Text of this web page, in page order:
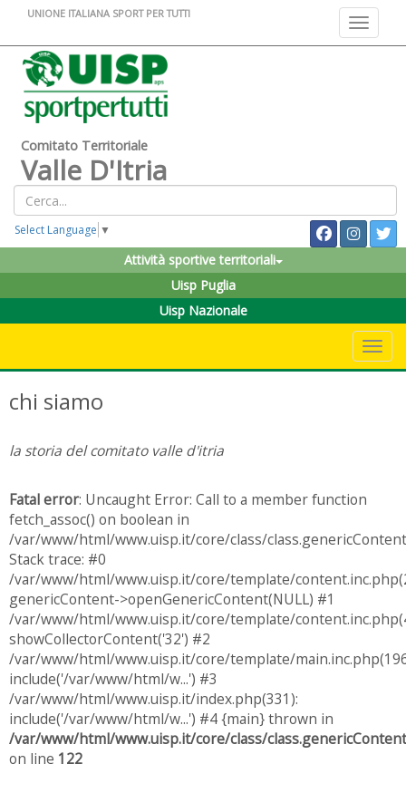
Toggle
UNIONE ITALIANA SPORT PER TUTTI
Comitato Territoriale
Valle D'Itria
Select Language ▼
Attività sportive territoriali
Uisp Puglia
Uisp Nazionale
chi siamo
la storia del comitato valle d'itria
Fatal error: Uncaught Error: Call to a member function
fetch_assoc() on boolean in
/var/www/html/www.uisp.it/core/class/
Stack trace: #0
/var/www/html/www.uisp.it/core/template/
genericContent->openGenericContent(NULL) #1
/var/www/html/www.uisp.it/core/template/
showCollectorContent('32') #2
/var/www/html/www.uisp.it/core/template/
include('/var/www/html/w...') #3
/var/www/html/www.uisp.it/index.php(331):
include('/var/www/html/w...') #4 {main} thrown in
/var/www/html/www.uisp.it/core/class/
on line 122